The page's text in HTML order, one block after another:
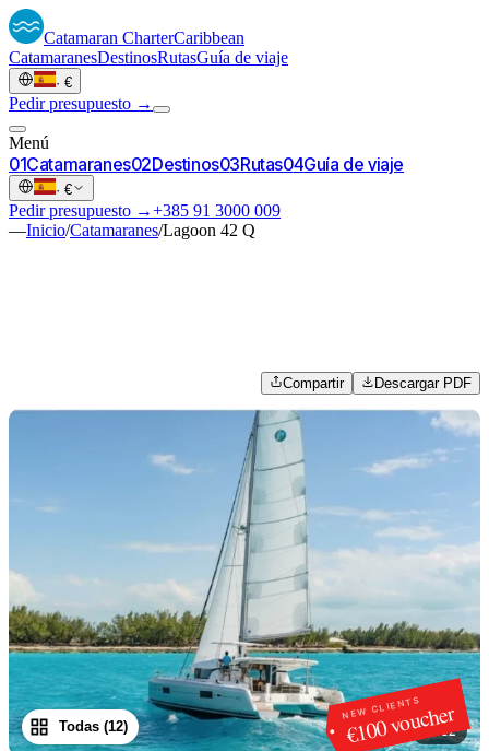
Catamaran CharterCaribbean
CatamaranesDestinosRutasGuía de viaje
· €
Pedir presupuesto →
Menú
01Catamaranes02Destinos03Rutas04Guía de viaje
· €
Pedir presupuesto →+385 91 3000 009
—Inicio/Catamaranes/Lagoon 42 Q
Compartir Descargar PDF
NEW CLIENTS
€100 voucher
1/12
Todas (12)